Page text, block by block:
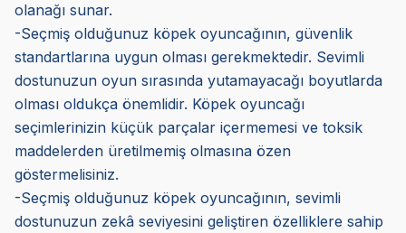
olanağı sunar.
-Seçmiş olduğunuz köpek oyuncağının, güvenlik
standartlarına uygun olması gerekmektedir. Sevimli
dostunuzun oyun sırasında yutamayacağı boyutlarda
olması oldukça önemlidir. Köpek oyuncağı
seçimlerinizin küçük parçalar içermemesi ve toksik
maddelerden üretilmemiş olmasına özen
göstermelisiniz.
-Seçmiş olduğunuz köpek oyuncağının, sevimli
dostunuzun zekâ seviyesini geliştiren özelliklere sahip